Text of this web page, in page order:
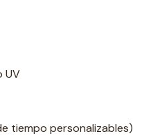
UV
tiempo personalizables)